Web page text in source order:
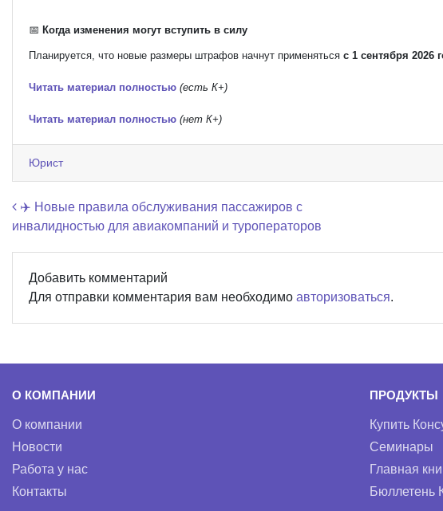
📅 Когда изменения могут вступить в силу
Планируется, что новые размеры штрафов начнут применяться с 1 сентября 2026
Читать материал полностью (есть К+)
Читать материал полностью (нет К+)
Юрист
Навигация по записям
✈️ Новые правила обслуживания пассажиров с
инвалидностью для авиакомпаний и туроператоров
Добавить комментарий
Для отправки комментария вам необходимо авторизоваться.
О КОМПАНИИ
О компании
Новости
Работа у нас
Контакты
ПРОДУКТЫ
Купить
Семинары
Главная
Бюллетень